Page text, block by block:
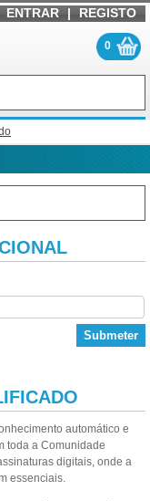
0
ENTRAR | REGISTO
Submeter
automático e
toda a Comunidade
digitais, onde a
essenciais.